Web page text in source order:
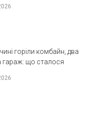
горіли комбайн, два
гараж: що сталося